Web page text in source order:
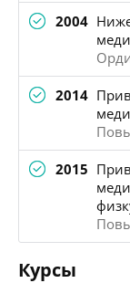
2004
2014
2015
Курсы